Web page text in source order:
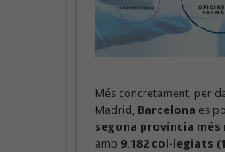
Més concretament, per
Madrid, Barcelona es
segona província més
amb 9.182 col·legiats